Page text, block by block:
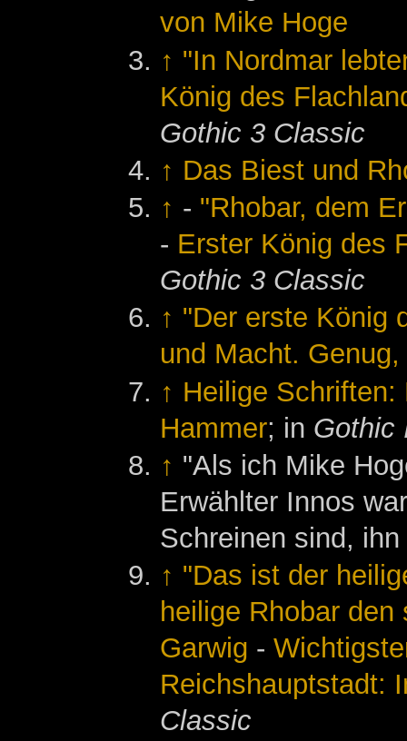
von Mike Hoge
↑ "In Nordmar
König des
Gothic 3 Classic
↑ Das Biest und
↑ - "Rhobar, dem
- Erster König des
Gothic 3 Classic
↑ "Der erste König
und Macht.
↑ Heilige
Hammer; in Gothic
↑ "Als ich Mike
Erwählter Innos
Schreinen sind,
↑ "Das ist der
heilige Rhobar
Garwig -
Reichshauptstadt:
Classic